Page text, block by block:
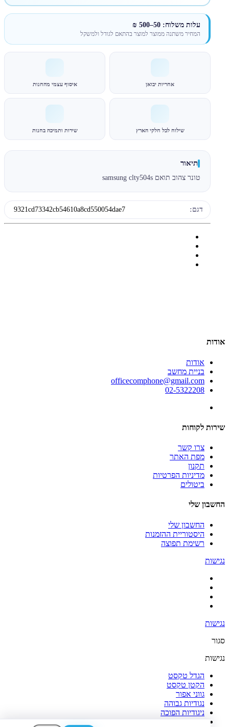
עלות משלוח: 50–500 ₪
המחיר משתנה ממוצר למוצר בהתאם לגודל ולמשקל
אחריות יבואן איסוף עצמי מהחנות
שילוח לכל חלקי הארץ שירות ותמיכה בחנות
תיאור
טונר צהוב תואם samsung clty504s
דגם: 9321cd73342cb54610a8cd550054dae7
אודות
אודות
בניית מחשב
officecomphone@gmail.com
02-5322208
שירות לקוחות
צרו קשר
מפת האתר
תקנון
מדיניות הפרטיות
ביטולים
החשבון שלי
החשבון שלי
היסטוריית ההזמנות
רשימת תפוצה
נגישות
נגישות
סגור
נגישות
הגדל טקסט
הקטן טקסט
גווני אפור
נגודיות גבוהה
ניגודיות הפוכה
רקע בהיר